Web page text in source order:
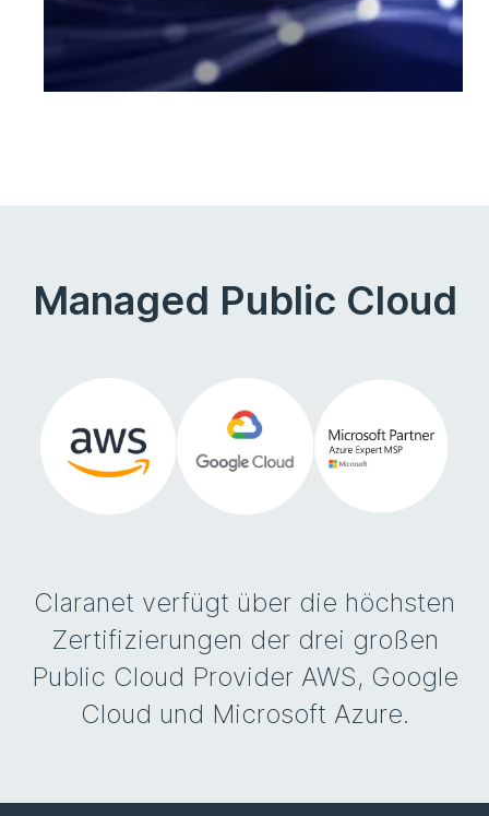
Managed Public Cloud
Claranet verfügt über die höchsten
Zertifizierungen der drei großen
Public Cloud Provider AWS, Google
Cloud und Microsoft Azure.